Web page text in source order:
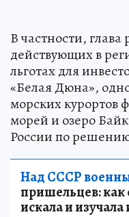
В частности, глава
действующих в
льготах для
«Белая Дюна»,
морских курортов
морей и озеро
России по
Над СССР
пришельцев: как
искала и